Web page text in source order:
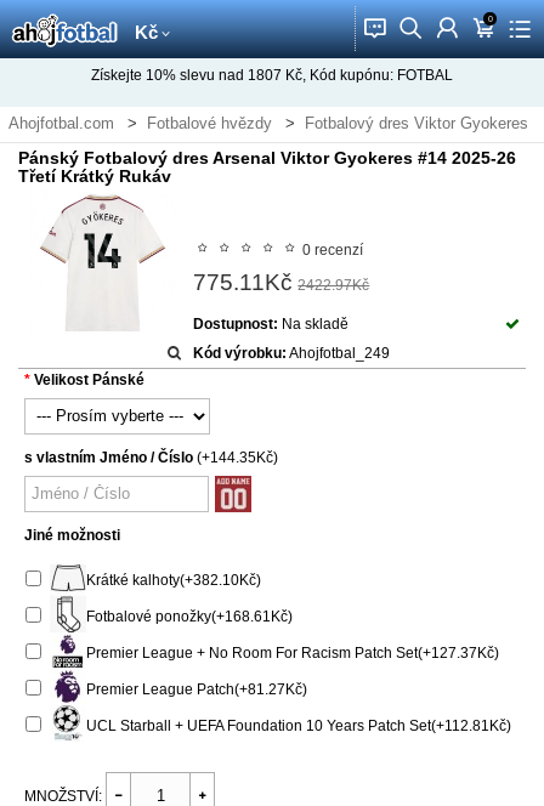
Kč 󰂱 󰂨 󰃳 0
󰃦 󰃖
Získejte 10% slevu nad 1807 Kč, Kód kupónu: FOTBAL
Ahojfotbal.com Fotbalové hvězdy Fotbalový dres Viktor Gyokeres
Pánský Fotbalový dres Arsenal Viktor Gyokeres #14 2025-26
Třetí Krátký Rukáv
0 recenzí
775.11Kč 2422.97Kč
Dostupnost: Na skladě
Kód výrobku: Ahojfotbal_249
Velikost Pánské
s vlastním Jméno / Číslo (+144.35Kč)
Jiné možnosti
Krátké kalhoty(+382.10Kč)
Fotbalové ponožky(+168.61Kč)
Premier League + No Room For Racism Patch Set(+127.37Kč)
Premier League Patch(+81.27Kč)
UCL Starball + UEFA Foundation 10 Years Patch Set(+112.81Kč)
MNOŽSTVÍ: